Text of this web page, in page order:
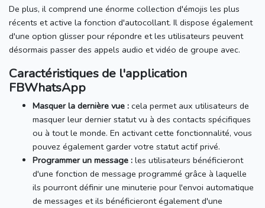
De plus, il comprend une énorme collection d'émojis les plus
récents et active la fonction d'autocollant. Il dispose également
d'une option glisser pour répondre et les utilisateurs peuvent
désormais passer des appels audio et vidéo de groupe avec.
Caractéristiques de l'application
FBWhatsApp
Masquer la dernière vue : cela permet aux utilisateurs de
masquer leur dernier statut vu à des contacts spécifiques
ou à tout le monde. En activant cette fonctionnalité, vous
pouvez également garder votre statut actif privé.
Programmer un message : les utilisateurs bénéficieront
d'une fonction de message programmé grâce à laquelle
ils pourront définir une minuterie pour l'envoi automatique
de messages et ils bénéficieront également d'une